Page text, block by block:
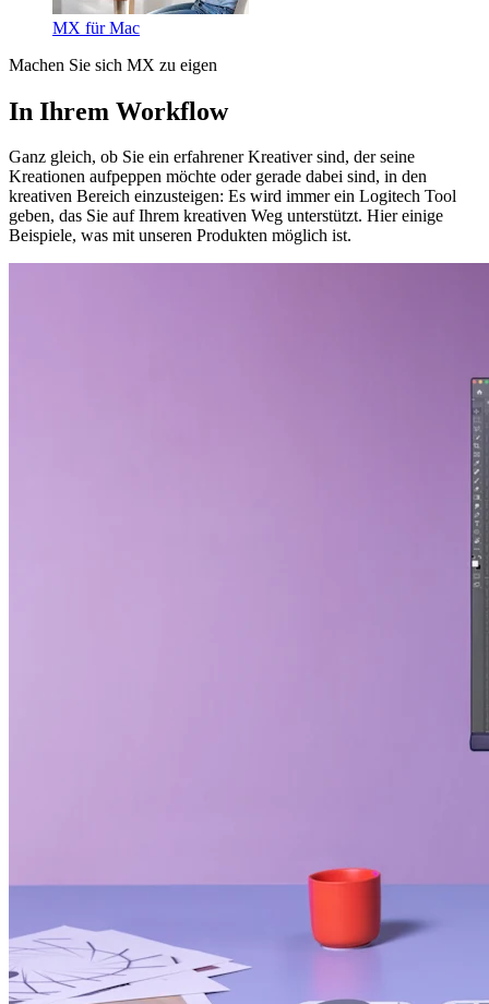
MX für Mac
Machen Sie sich MX zu eigen
In Ihrem Workflow
Ganz gleich, ob Sie ein erfahrener Kreativer sind, der seine
Kreationen aufpeppen möchte oder gerade dabei sind, in den
kreativen Bereich einzusteigen: Es wird immer ein Logitech Tool
geben, das Sie auf Ihrem kreativen Weg unterstützt. Hier einige
Beispiele, was mit unseren Produkten möglich ist.